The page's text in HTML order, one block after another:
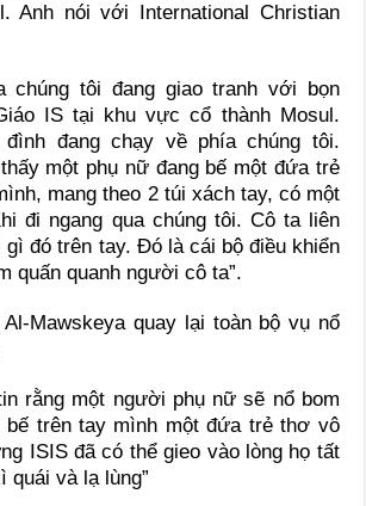
Anh nói với International Christian
chúng tôi đang giao tranh với bọn
IS tại khu vực cổ thành Mosul.
đình đang chạy về phía chúng tôi.
một phụ nữ đang bế một đứa trẻ
mang theo 2 túi xách tay, có một
đi ngang qua chúng tôi. Cô ta liên
gì đó trên tay. Đó là cái bộ điều khiển
quấn quanh người cô ta”.
Mawskeya quay lại toàn bộ vụ nổ
rằng một người phụ nữ sẽ nổ bom
trên tay mình một đứa trẻ thơ vô
ISIS đã có thể gieo vào lòng họ tất
quái và lạ lùng”